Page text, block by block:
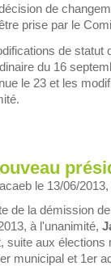
de
prise par le
de statut
du 16
le 23 et les
le 13/06/2013,
de la démission de
à l'unanimité,
suite aux
municipal et 1er